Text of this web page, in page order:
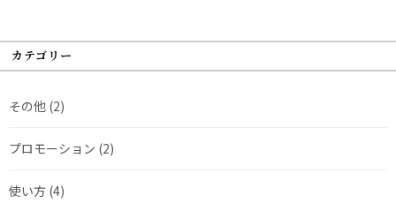
カテゴリー
その他 (2)
プロモーション (2)
使い方 (4)